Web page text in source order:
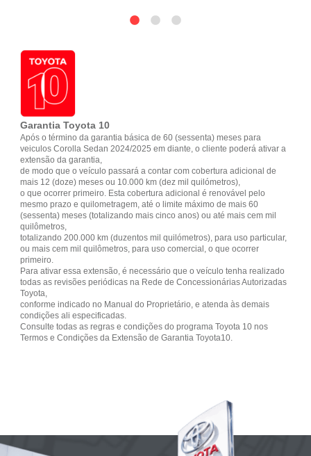
Garantia Toyota 10
Após o término da garantia básica de 60 (sessenta) meses para
veiculos Corolla Sedan 2024/2025 em diante, o cliente poderá ativar a
extensão da garantia,
de modo que o veículo passará a contar com cobertura adicional de
mais 12 (doze) meses ou 10.000 km (dez mil quilómetros),
o que ocorrer primeiro. Esta cobertura adicional é renovável pelo
mesmo prazo e quilometragem, até o limite máximo de mais 60
(sessenta) meses (totalizando mais cinco anos) ou até mais cem mil
quilômetros,
totalizando 200.000 km (duzentos mil quilómetros), para uso particular,
ou mais cem mil quilômetros, para uso comercial, o que ocorrer
primeiro.
Para ativar essa extensão, é necessário que o veículo tenha realizado
todas as revisões periódicas na Rede de Concessionárias Autorizadas
Toyota,
conforme indicado no Manual do Proprietário, e atenda às demais
condições ali especificadas.
Consulte todas as regras e condições do programa Toyota 10 nos
Termos e Condições da Extensão de Garantia Toyota10.